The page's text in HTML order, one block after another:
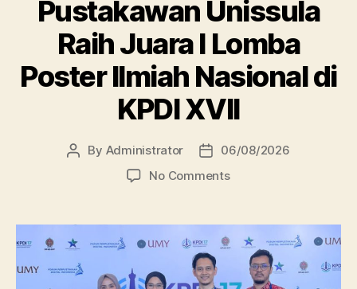
Pustakawan Unissula
Raih Juara I Lomba
Poster Ilmiah Nasional di
KPDI XVII
Post
By Administrator
Post
date
06/08/2026
No Commentson
Raih
Juara
Lomba